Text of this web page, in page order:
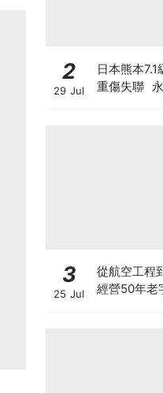
2
29 Jul
日本熊本
重傷失聯
3
25 Jul
從航空工程
經營50年老